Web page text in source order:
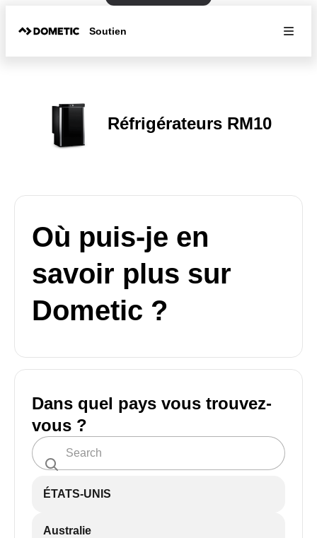
Soutien
Réfrigérateurs RM10
Où puis-je en
savoir plus sur
Dometic ?
Dans quel pays vous trouvez-
vous ?
ÉTATS-UNIS
Australie